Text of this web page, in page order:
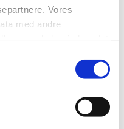
Vores
med andre